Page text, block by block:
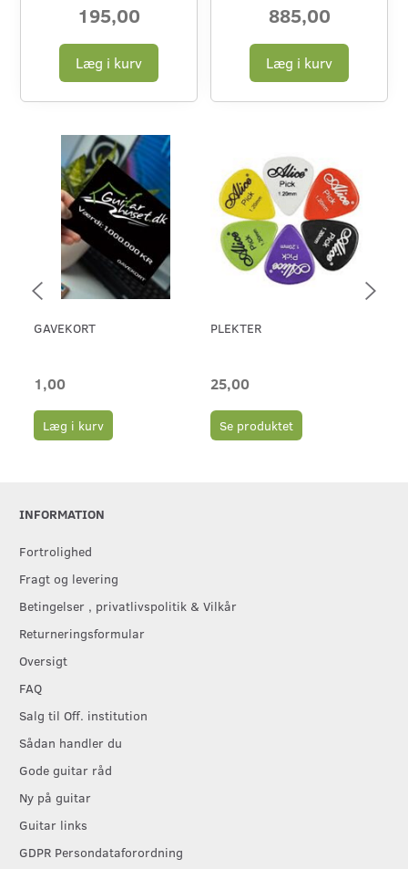
195,00
Læg i kurv
885,00
Læg i kurv
GAVEKORT
1,00
Læg i kurv
PLEKTER
25,00
Se produktet
INFORMATION
Fortrolighed
Fragt og levering
Betingelser , privatlivspolitik & Vilkår
Returneringsformular
Oversigt
FAQ
Salg til Off. institution
Sådan handler du
Gode guitar råd
Ny på guitar
Guitar links
GDPR Persondataforordning